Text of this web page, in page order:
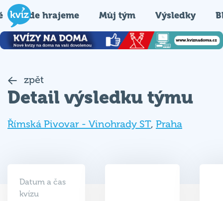
Kde hrajeme Můj tým Výsledky
zpět
Detail výsledku týmu
Římská Pivovar - Vinohrady ST, Praha
Datum a čas
kvízu